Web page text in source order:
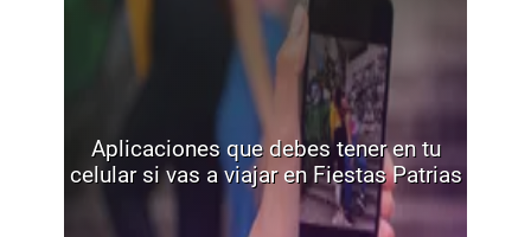
Aplicaciones que debes tener en tu
celular si vas a viajar en Fiestas Patrias